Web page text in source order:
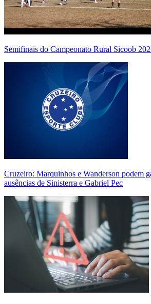
Semifinais do Campeonato Rural Sicoob
Cruzeiro: Marquinhos e Wanderson podem
ausências de Sinisterra e Gabriel Pec